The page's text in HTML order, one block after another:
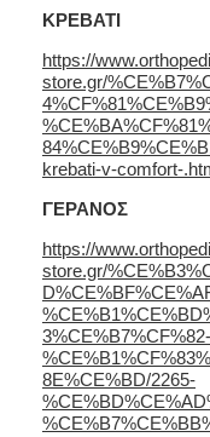
ΚΡΕΒΑΤΙ
https://
store.gr/
krebati-v-comfort-
ΓΕΡΑΝΟΣ
https://
store.gr/
3%CE%B7%CF%82-
8E%CE%BD/2265-